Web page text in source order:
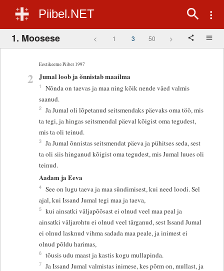
Piibel.NET
1. Moosese < 1 3 50 >
Eestikeelne Piibel 1997
2 Jumal loob ja õnnistab maailma
1
Nõnda on taevas ja maa ning kõik nende väed valmis
saanud.
2 Ja Jumal oli lõpetanud seitsmendaks päevaks oma töö, mis
ta tegi, ja hingas seitsmendal päeval kõigist oma tegudest,
mis ta oli teinud.
3 Ja Jumal õnnistas seitsmendat päeva ja pühitses seda, sest
ta oli siis hinganud kõigist oma tegudest, mis Jumal luues oli
teinud.
Aadam ja Eeva
4 See on lugu taeva ja maa sündimisest, kui need loodi. Sel
ajal, kui Issand Jumal tegi maa ja taeva,
5 kui ainsatki väljapõõsast ei olnud veel maa peal ja
ainsatki väljarohtu ei olnud veel tärganud, sest Issand Jumal
ei olnud lasknud vihma sadada maa peale, ja inimest ei
olnud põldu harimas,
6 tõusis udu maast ja kastis kogu mullapinda.
7 Ja Issand Jumal valmistas inimese, kes põrm on, mullast, ja